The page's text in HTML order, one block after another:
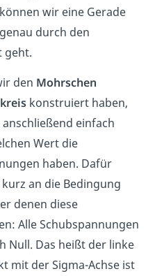
wir eine Gerade
durch den
geht.
den Mohrschen
konstruiert haben,
einfach
Wert die
haben. Dafür
an die Bedingung
denen diese
Alle Schubspannungen
Null. Das heißt der linke
mit der Sigma-Achse ist